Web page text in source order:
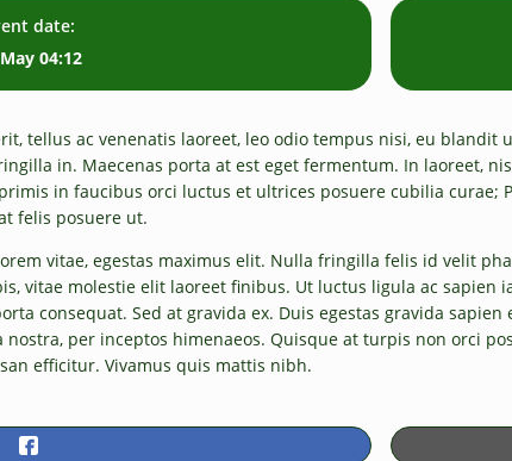
date:
04:12
tellus ac venenatis laoreet, leo odio tempus nisi, eu
in. Maecenas porta at est eget fermentum. In laoreet,
in faucibus orci luctus et ultrices posuere cubilia curae;
felis posuere ut.
vitae, egestas maximus elit. Nulla fringilla felis id velit
vitae molestie elit laoreet finibus. Ut luctus ligula ac sapien
consequat. Sed at gravida ex. Duis egestas gravida
per inceptos himenaeos. Quisque at turpis non orci
efficitur. Vivamus quis mattis nibh.